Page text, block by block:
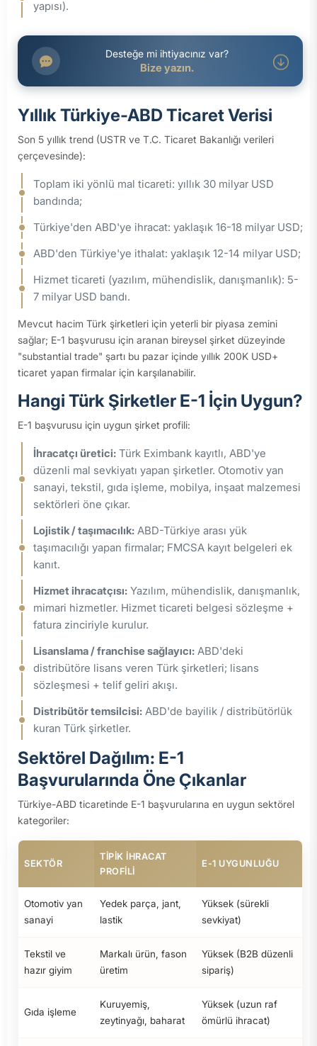
yapısı).
Desteğe mi ihtiyacınız var?
Bize yazın.
Yıllık Türkiye-ABD Ticaret Verisi
Son 5 yıllık trend (USTR ve T.C. Ticaret Bakanlığı verileri
çerçevesinde):
Toplam iki yönlü mal ticareti: yıllık 30 milyar USD
bandında;
Türkiye'den ABD'ye ihracat: yaklaşık 16-18 milyar USD;
ABD'den Türkiye'ye ithalat: yaklaşık 12-14 milyar USD;
Hizmet ticareti (yazılım, mühendislik, danışmanlık): 5-
7 milyar USD bandı.
Mevcut hacim Türk şirketleri için yeterli bir piyasa zemini
sağlar; E-1 başvurusu için aranan bireysel şirket düzeyinde
"substantial trade" şartı bu pazar içinde yıllık 200K USD+
ticaret yapan firmalar için karşılanabilir.
Hangi Türk Şirketler E-1 İçin Uygun?
E-1 başvurusu için uygun şirket profili:
İhracatçı üretici: Türk Eximbank kayıtlı, ABD'ye
düzenli mal sevkiyatı yapan şirketler. Otomotiv yan
sanayi, tekstil, gıda işleme, mobilya, inşaat malzemesi
sektörleri öne çıkar.
Lojistik / taşımacılık: ABD-Türkiye arası yük
taşımacılığı yapan firmalar; FMCSA kayıt belgeleri ek
kanıt.
Hizmet ihracatçısı: Yazılım, mühendislik, danışmanlık,
mimari hizmetler. Hizmet ticareti belgesi sözleşme +
fatura zinciriyle kurulur.
Lisanslama / franchise sağlayıcı: ABD'deki
distribütöre lisans veren Türk şirketleri; lisans
sözleşmesi + telif geliri akışı.
Distribütör temsilcisi: ABD'de bayilik / distribütörlük
kuran Türk şirketler.
Sektörel Dağılım: E-1
Başvurularında Öne Çıkanlar
Türkiye-ABD ticaretinde E-1 başvurularına en uygun sektörel
kategoriler:
SEKTÖR
TIPIK İHRACAT
PROFILI
E-1 UYGUNLUĞU
Otomotiv yan
sanayi
Yedek parça, jant,
lastik
Yüksek (sürekli
sevkiyat)
Tekstil ve
hazır giyim
Markalı ürün, fason
üretim
Yüksek (B2B düzenli
sipariş)
Gıda işleme
Kuruyemiş,
zeytinyağı, baharat
Yüksek (uzun raf
ömürlü ihracat)